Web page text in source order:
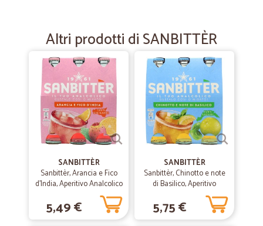
02/06/2023
—Linda M.
Aiuti Emilia-Romagna
Non ho visto i prodotti perché erano indirizzati in aiuto alle località
alluvionate dell'Emilia-Romagna. Sono certa però che è andato tutto
bene perché avevo tracciato la consegna che è stata puntualissima
come promesso.
02/03/2023
—Barbara C.
Ottimo. Spedizione rapidissima, prodotti ottimi ed ottimi prezzi
13/07/2022
Valerio D.
Altri prodotti di SANBITTÈR
SANBITTÈR
Sanbittèr, Arancia e Fico
d'India, Aperitivo Analcolico
5,49 €
SANBITTÈR
Sanbittèr, Chinotto e note
di Basilico, Aperitivo
Analcolico - 3 x 200ml
5,75 €